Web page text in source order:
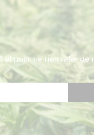
et pour ne rien rater de